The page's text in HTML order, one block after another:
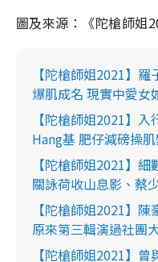
圖及來源：《陀槍師姐
【陀槍師姐2021】
爆肌成名 現實中愛女
【陀槍師姐2021】
Hang基 肥仔減磅操
【陀槍師姐2021】
關詠荷收山息影、蔡
【陀槍師姐2021】
原來第三輯演過社團
【陀槍師姐2021】